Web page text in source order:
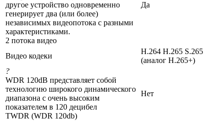
другое устройство одновременно
генерирует два (или более)
независимых видеопотока с разными
характеристиками.
2 потока видео
Да
Видео кодеки
H.264 H.265 S.265
(аналог H.265+)
?
WDR 120dB представляет собой
технологию широкого динамического
диапазона с очень высоким
показателем в 120 децибел
TWDR (WDR 120db)
Нет